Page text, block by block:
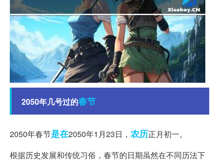
2050年几号过的春节
2050年春节是在2050年1月23日， 农历正月初一。
根据历史发展和传统习俗，春节的日期虽然在不同历法下